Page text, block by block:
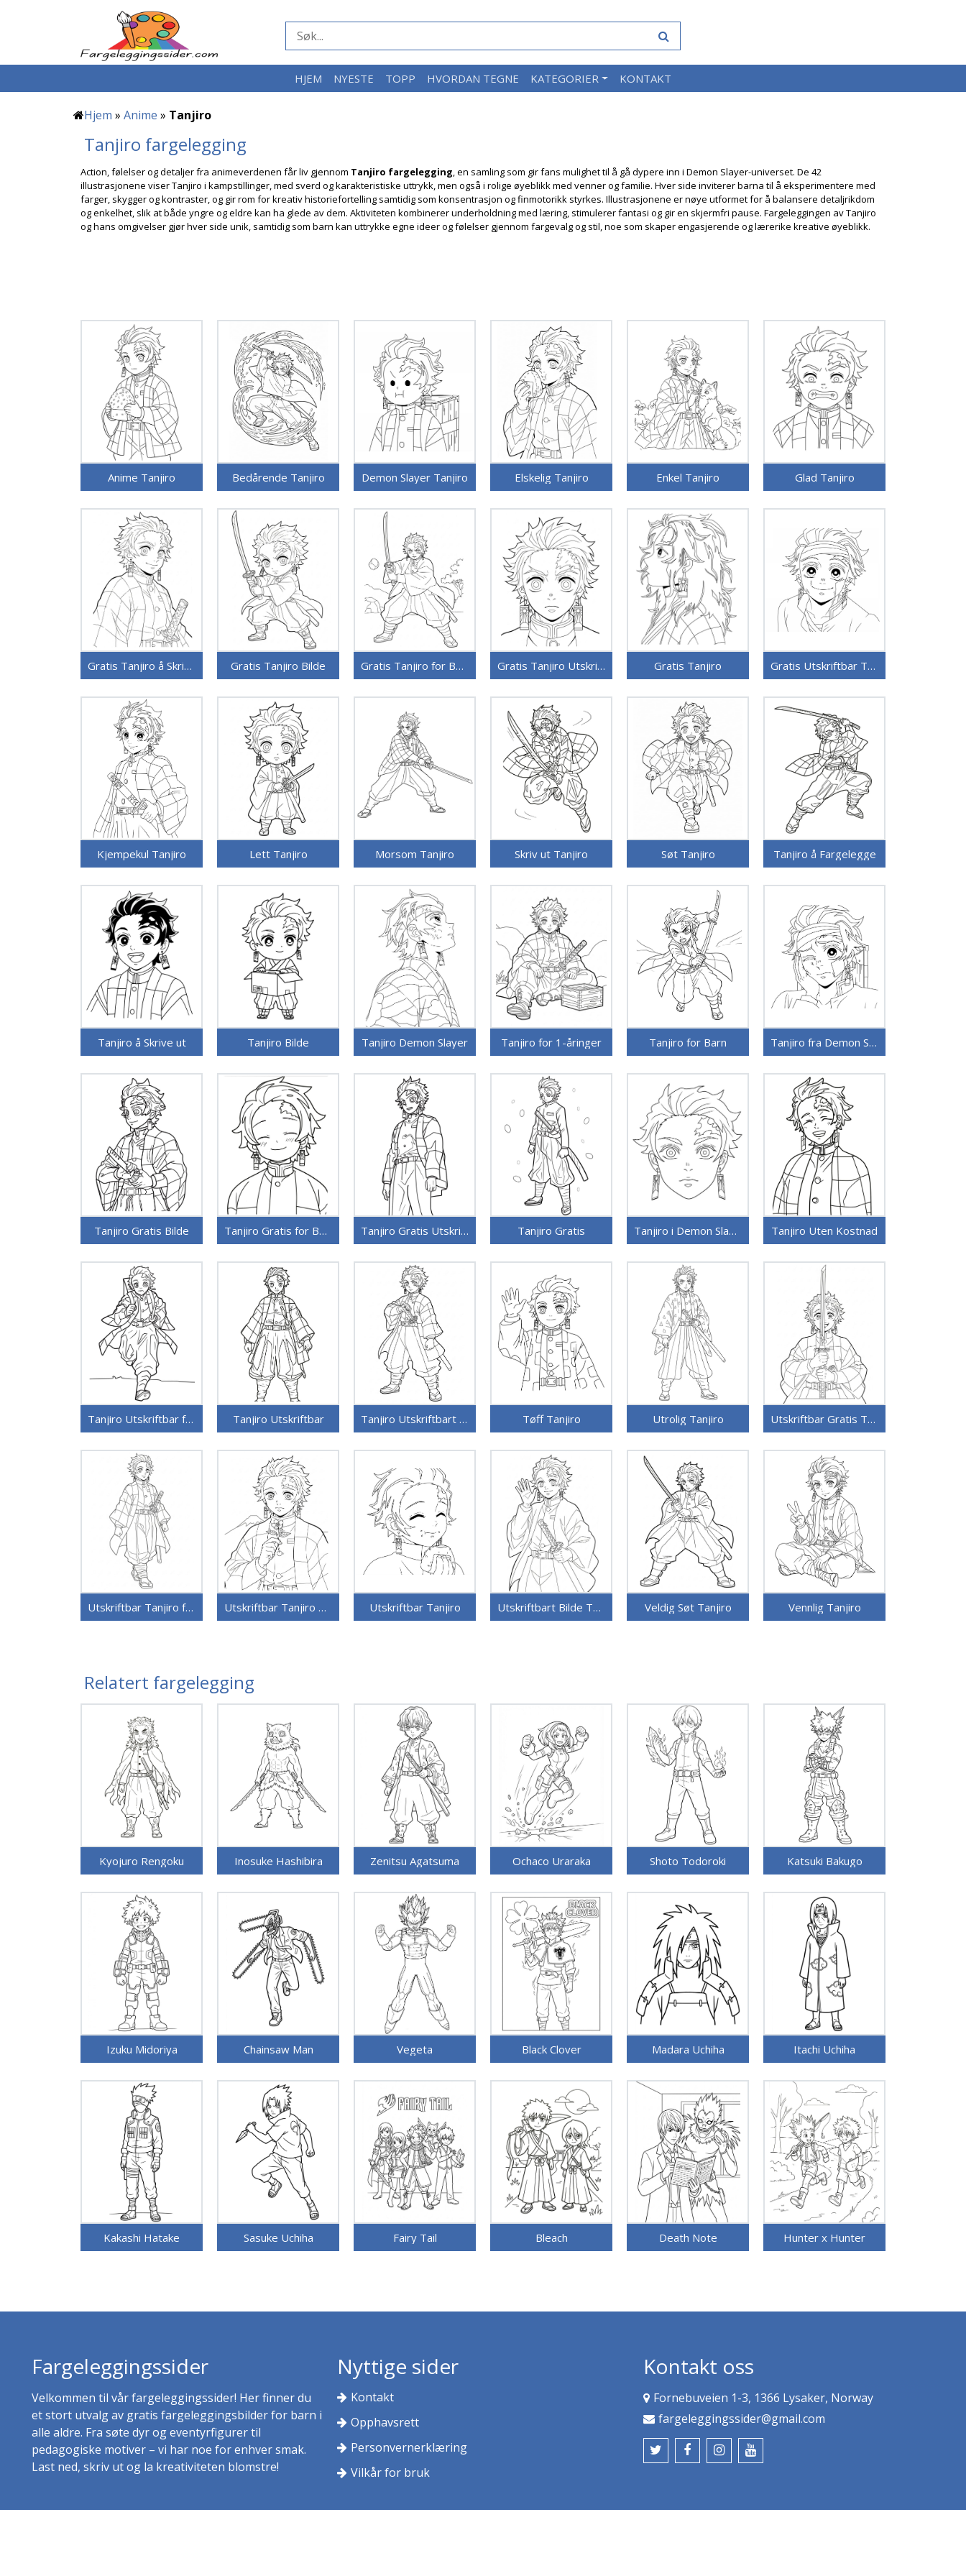
HJEM NYESTE TOPP HVORDAN TEGNE KATEGORIER KONTAKT
Hjem » Anime » Tanjiro
Tanjiro fargelegging
Action, følelser og detaljer fra animeverdenen får liv gjennom Tanjiro fargelegging, en samling som gir fans mulighet til å gå dypere inn i Demon Slayer-universet. De 42
illustrasjonene viser Tanjiro i kampstillinger, med sverd og karakteristiske uttrykk, men også i rolige øyeblikk med venner og familie. Hver side inviterer barna til å eksperimentere med
farger, skygger og kontraster, og gir rom for kreativ historiefortelling samtidig som konsentrasjon og finmotorikk styrkes. Illustrasjonene er nøye utformet for å balansere detaljrikdom
og enkelhet, slik at både yngre og eldre kan ha glede av dem. Aktiviteten kombinerer underholdning med læring, stimulerer fantasi og gir en skjermfri pause. Fargeleggingen av Tanjiro
og hans omgivelser gjør hver side unik, samtidig som barn kan uttrykke egne ideer og følelser gjennom fargevalg og stil, noe som skaper engasjerende og lærerike kreative øyeblikk.
Anime Tanjiro Bedårende Tanjiro Demon Slayer Tanjiro Elskelig Tanjiro Enkel Tanjiro Glad Tanjiro
Gratis Tanjiro å Skrive ut Gratis Tanjiro Bilde Gratis Tanjiro for Barn Gratis Tanjiro Utskriftbar Gratis Tanjiro Gratis Utskriftbar Tanjiro
Kjempekul Tanjiro Lett Tanjiro Morsom Tanjiro Skriv ut Tanjiro Søt Tanjiro Tanjiro å Fargelegge
Tanjiro å Skrive ut Tanjiro Bilde Tanjiro Demon Slayer Tanjiro for 1-åringer Tanjiro for Barn Tanjiro fra Demon Slayer
Tanjiro Gratis Bilde Tanjiro Gratis for Barn Tanjiro Gratis Utskriftbar Tanjiro Gratis Tanjiro i Demon Slayer Tanjiro Uten Kostnad
Tanjiro Utskriftbar for Barn Tanjiro Utskriftbar Tanjiro Utskriftbart Bilde Tøff Tanjiro Utrolig Tanjiro Utskriftbar Gratis Tanjiro
Utskriftbar Tanjiro for Barn Utskriftbar Tanjiro Uten Kostnad Utskriftbar Tanjiro Utskriftbart Bilde Tanjiro Veldig Søt Tanjiro Vennlig Tanjiro
Relatert fargelegging
Kyojuro Rengoku Inosuke Hashibira Zenitsu Agatsuma Ochaco Uraraka Shoto Todoroki Katsuki Bakugo
Izuku Midoriya Chainsaw Man Vegeta Black Clover Madara Uchiha Itachi Uchiha
Kakashi Hatake Sasuke Uchiha Fairy Tail Bleach Death Note Hunter x Hunter
Fargeleggingssider
Velkommen til vår fargeleggingssider! Her finner du
et stort utvalg av gratis fargeleggingsbilder for barn i
alle aldre. Fra søte dyr og eventyrfigurer til
pedagogiske motiver – vi har noe for enhver smak.
Last ned, skriv ut og la kreativiteten blomstre!
Nyttige sider
Kontakt
Opphavsrett
Personvernerklæring
Vilkår for bruk
Kontakt oss
Fornebuveien 1-3, 1366 Lysaker, Norway
fargeleggingssider@gmail.com